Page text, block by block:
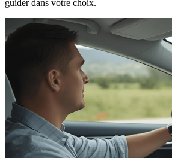
guider dans votre choix.